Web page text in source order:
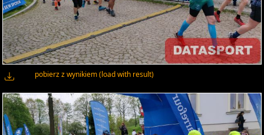
pobierz z wynikiem (load with result)